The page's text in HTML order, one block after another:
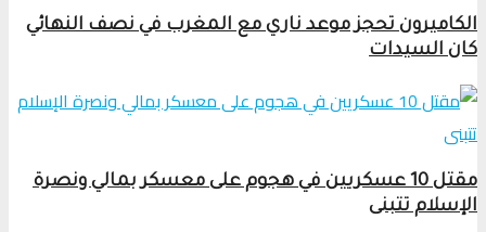
الكاميرون تحجز موعد ناري مع المغرب في نصف النهائي
كان السيدات
مقتل 10 عسكريين في هجوم على معسكر بمالي ونصرة
الإسلام تتبنى